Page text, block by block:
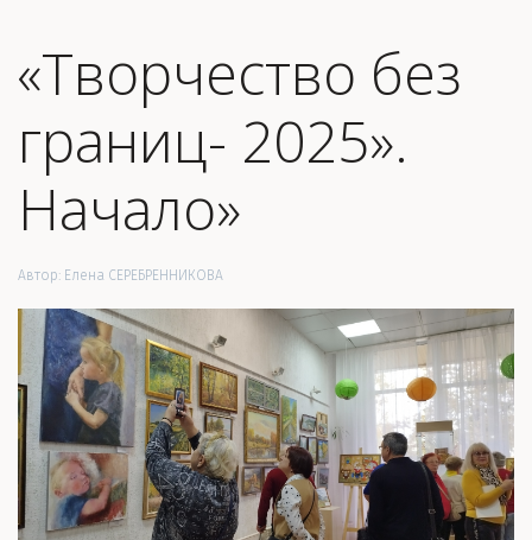
«Творчество без
границ- 2025».
Начало»
Автор: Елена СЕРЕБРЕННИКОВА